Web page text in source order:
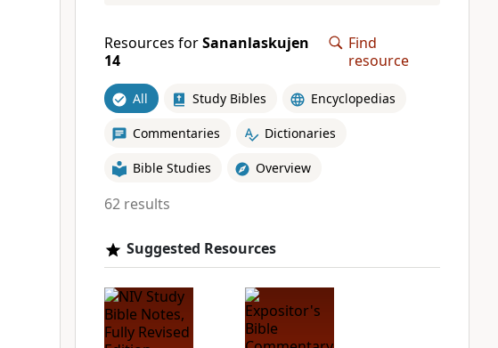
Resources forSananlaskujen
14
Find
resource
All Study Bibles Encyclopedias
Commentaries Dictionaries
Bible Studies Overview
62 results
Suggested Resources